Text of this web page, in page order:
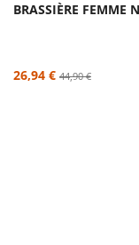
BRASSIÈRE FEMME
26,94 € 44,90 €